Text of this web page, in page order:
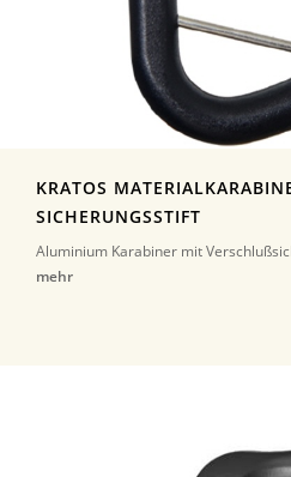
KRATOS
SICHERUNGSSTIFT
Aluminium Karabiner mit
mehr